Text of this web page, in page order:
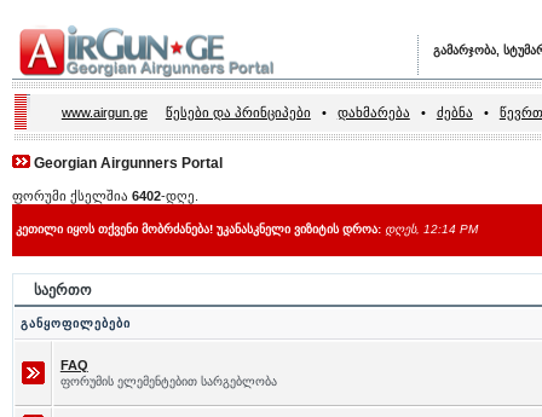
გამარჯობა,
www.airgun.ge წესები და პრინციპები • დახმარება • ძებნა •
Georgian Airgunners Portal
ფორუმი ქსელშია 6402-დღე.
კეთილი იყოს თქვენი მობრძანება! უკანასკნელი ვიზიტის დროა: დღეს, 12:14 PM
საერთო
განყოფილებები
FAQ
ფორუმის ელემენტებით სარგებლობა